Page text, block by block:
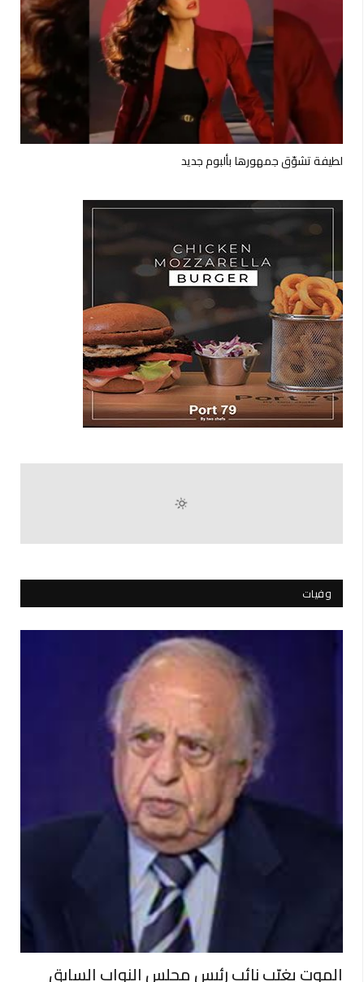
لطيفة تشوّق جمهورها بألبوم جديد
وفيات
الموت يغيّب نائب رئيس مجلس النواب السابق